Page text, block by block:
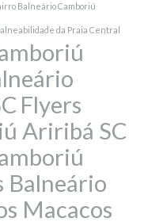
Balneário Camboriú
da Praia Central
Flyers
Ariribá SC
Balneário
Macacos